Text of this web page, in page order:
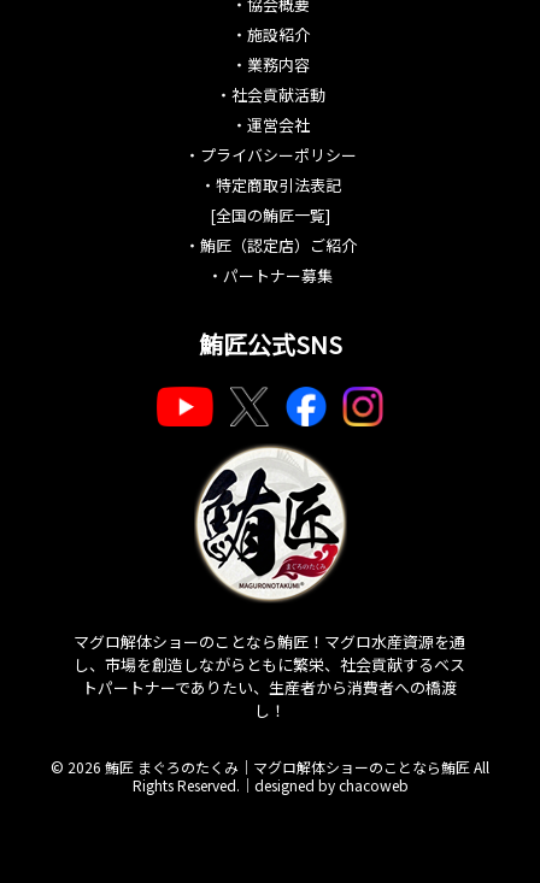
・ 施設紹介
・ 業務内容
・ 社会貢献活動
・ 運営会社
・ プライバシーポリシー
・ 特定商取引法表記
[全国の鮪匠一覧]
・ 鮪匠（認定店）ご紹介
・ パートナー募集
鮪匠公式SNS
マグロ解体ショーのことなら鮪匠！マグロ水産資源を通
し、市場を創造しながらともに繁栄、社会貢献するベス
トパートナーでありたい、生産者から消費者への橋渡
し！
© 2026 鮪匠 まぐろのたくみ｜マグロ解体ショーのことなら鮪匠 All
Rights Reserved.｜ designed by chacoweb